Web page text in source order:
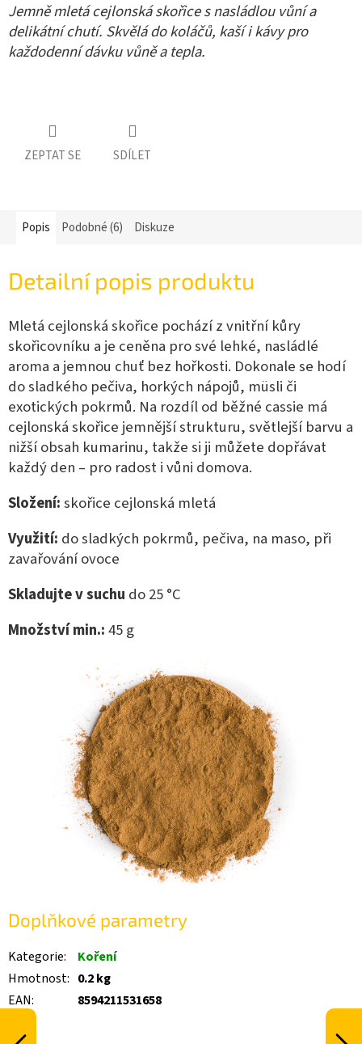
Jemně mletá cejlonská skořice s nasládlou vůní a
delikátní chutí. Skvělá do koláčů, kaší i kávy pro
každodenní dávku vůně a tepla.
ZEPTAT SE SDÍLET
Popis Podobné (6) Diskuze
Detailní popis produktu
Mletá cejlonská skořice pochází z vnitřní kůry
skořicovníku a je ceněna pro své lehké, nasládlé
aroma a jemnou chuť bez hořkosti. Dokonale se hodí
do sladkého pečiva, horkých nápojů, müsli či
exotických pokrmů. Na rozdíl od běžné cassie má
cejlonská skořice jemnější strukturu, světlejší barvu a
nižší obsah kumarinu, takže si ji můžete dopřávat
každý den – pro radost i vůni domova.
Složení:skořice cejlonská mletá
Využití: do sladkých pokrmů, pečiva, na maso, při
zavařování ovoce
Skladujte v suchu do 25 °C
Množství min.:45g
Doplňkové parametry
Kategorie:
Koření
Hmotnost: 0.2 kg
EAN: 8594211531658